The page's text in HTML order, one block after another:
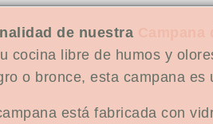
de nuestra
cocina libre de humos y
o bronce, esta campana
está fabricada con